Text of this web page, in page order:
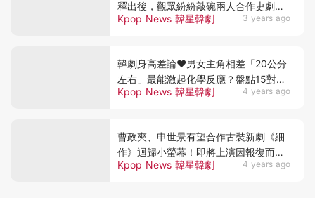
Kpop News 韓星韓劇 3 years ago
釋出後，觀眾紛紛敲碗兩人合作史劇！
如今觀眾許願成功了？
Kpop News 韓星韓劇 4 years ago
韓劇身高差論♥︎男女主角相差「20公分
左右」最能激起化學反應？盤點15對最
萌身高差CP~
Kpop News 韓星韓劇 4 years ago
曹政奭、申世景有望合作古裝新劇《細
作》迴歸小螢幕！即將上演因報復而愛
上對方的故事？